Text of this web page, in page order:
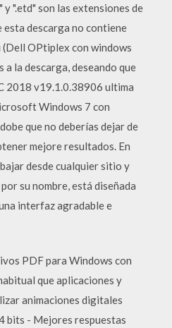
".etd" son las extensiones de
esta descarga no contiene
(Dell OPtiplex con windows
la descarga, deseando que
2018 v19.1.0.38906 ultima
Windows 7 con
que no deberías dejar de
mejore resultados. En
desde cualquier sitio y
su nombre, está diseñada
interfaz agradable e
PDF para Windows con
que aplicaciones y
animaciones digitales
bits - Mejores respuestas